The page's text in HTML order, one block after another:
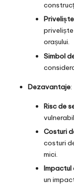
orașului.
Simbol
Dezavantaje:
Risc de
Costuri
costuri
mici.
Impactul
un